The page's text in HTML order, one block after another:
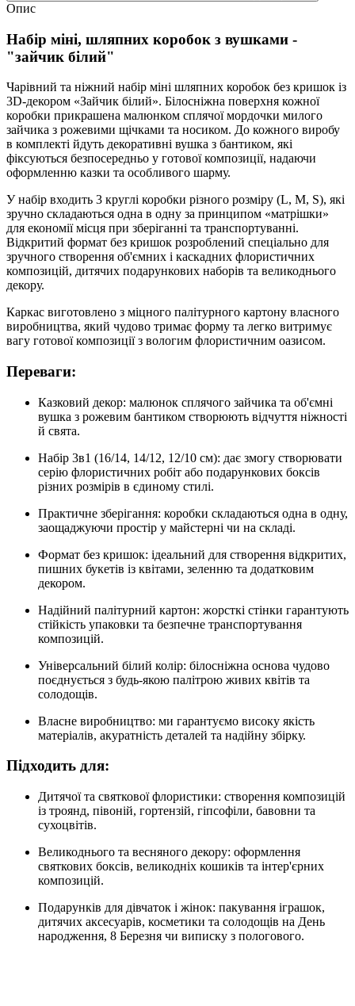
Опис
Набір міні, шляпних коробок з вушками -
"зайчик білий"
Чарівний та ніжний набір міні шляпних коробок без кришок із
3D-декором «Зайчик білий». Білосніжна поверхня кожної
коробки прикрашена малюнком сплячої мордочки милого
зайчика з рожевими щічками та носиком. До кожного виробу
в комплекті йдуть декоративні вушка з бантиком, які
фіксуються безпосередньо у готової композиції, надаючи
оформленню казки та особливого шарму.
У набір входить 3 круглі коробки різного розміру (L, M, S), які
зручно складаються одна в одну за принципом «матрішки»
для економії місця при зберіганні та транспортуванні.
Відкритий формат без кришок розроблений спеціально для
зручного створення об'ємних і каскадних флористичних
композицій, дитячих подарункових наборів та великоднього
декору.
Каркас виготовлено з міцного палітурного картону власного
виробництва, який чудово тримає форму та легко витримує
вагу готової композиції з вологим флористичним оазисом.
Переваги:
Казковий декор: малюнок сплячого зайчика та об'ємні
вушка з рожевим бантиком створюють відчуття ніжності
й свята.
Набір 3в1 (16/14, 14/12, 12/10 см): дає змогу створювати
серію флористичних робіт або подарункових боксів
різних розмірів в єдиному стилі.
Практичне зберігання: коробки складаються одна в одну,
заощаджуючи простір у майстерні чи на складі.
Формат без кришок: ідеальний для створення відкритих,
пишних букетів із квітами, зеленню та додатковим
декором.
Надійний палітурний картон: жорсткі стінки гарантують
стійкість упаковки та безпечне транспортування
композицій.
Універсальний білий колір: білосніжна основа чудово
поєднується з будь-якою палітрою живих квітів та
солодощів.
Власне виробництво: ми гарантуємо високу якість
матеріалів, акуратність деталей та надійну збірку.
Підходить для:
Дитячої та святкової флористики: створення композицій
із троянд, півоній, гортензій, гіпсофіли, бавовни та
сухоцвітів.
Великоднього та весняного декору: оформлення
святкових боксів, великодніх кошиків та інтер'єрних
композицій.
Подарунків для дівчаток і жінок: пакування іграшок,
дитячих аксесуарів, косметики та солодощів на День
народження, 8 Березня чи виписку з пологового.